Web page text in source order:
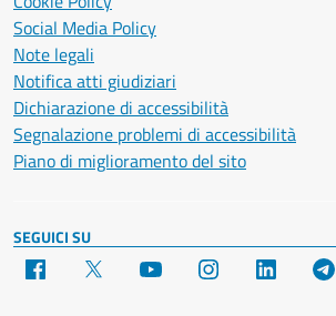
Social Media Policy
Note legali
Notifica atti giudiziari
Dichiarazione di accessibilità
Segnalazione problemi di accessibilità
Piano di miglioramento del sito
SEGUICI SU
Facebook YouTube Instagram LinkedIn